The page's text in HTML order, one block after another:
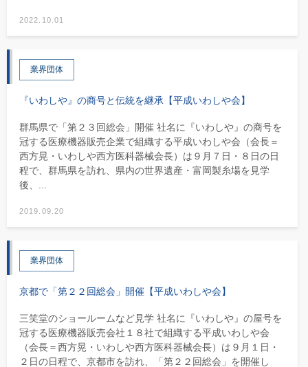
2022.10.01
業界団体
『いわしや』の商号と伝統を継承【平成いわしや会】
群馬県で「第２３回総会」開催 社名に『いわしや』の商号を
冠する医療機器販売企業で組織する平成いわしや会（会長＝
西方晃・いわしや西方医科器械会長）は９月７日・８日の日
程で、群馬県を訪れ、県内の世界遺産・富岡製糸場を見学
後、...
2019.09.20
業界団体
京都で「第２２回総会」開催【平成いわしや会】
三笑堂のショールームなど見学 社名に『いわしや』の屋号を
冠する医療機器販売会社１８社で組織する平成いわしや会
（会長＝西方晃・いわしや西方医科器械会長）は９月１日・
２日の日程で、京都市を訪れ、「第２２回総会」を開催し